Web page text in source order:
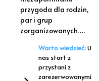
przygoda dla rodzin,
par i grup
zorganizowanych….
Warto wiedzieć:U
nas start z
przystani z
zarezerwowanymi